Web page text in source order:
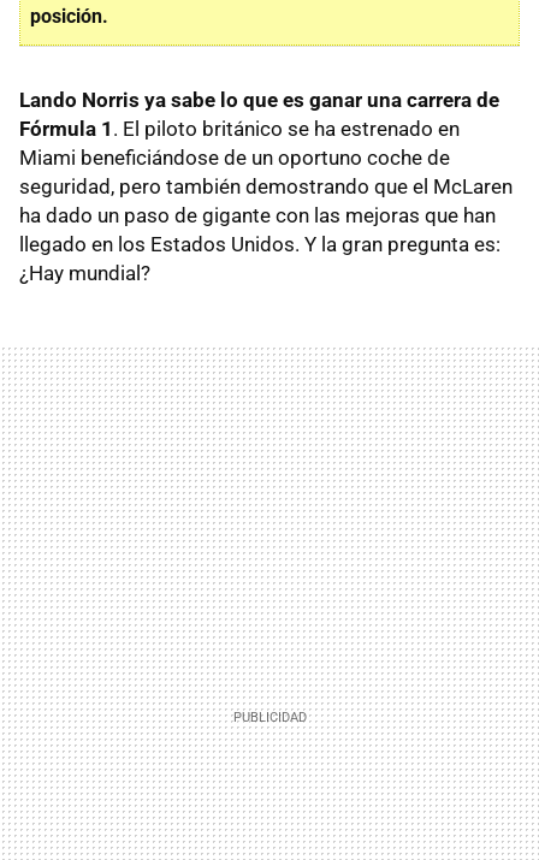
posición.
Lando Norris ya sabe lo que es ganar una carrera de
Fórmula 1 . El piloto británico se ha estrenado en
Miami beneficiándose de un oportuno coche de
seguridad, pero también demostrando que el McLaren
ha dado un paso de gigante con las mejoras que han
llegado en los Estados Unidos. Y la gran pregunta es:
¿Hay mundial?